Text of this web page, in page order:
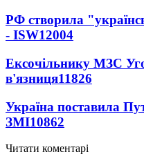
РФ створила
- ISW12004
Ексочільнику МЗС
в'язниця11826
Україна поставила
ЗМІ10862
Читати коментарі